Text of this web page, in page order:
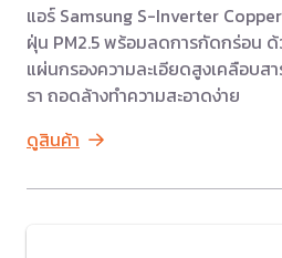
แอร์ Samsung S-Inverter
ฝุ่น PM2.5 พร้อมลดการกัดกร่อน
แผ่นกรองความละเอียดสูงเคลือบ
รา ถอดล้างทำความสะอาดง่าย
ดูสินค้า